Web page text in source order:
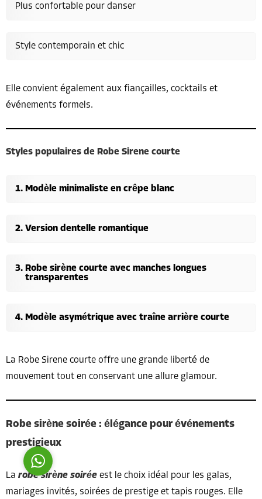
Plus confortable pour danser
Style contemporain et chic
Elle convient également aux fiançailles, cocktails et
événements formels.
Styles populaires de Robe Sirene courte
Modèle minimaliste en crêpe blanc
Version dentelle romantique
Robe sirène courte avec manches longues
transparentes
Modèle asymétrique avec traîne arrière courte
La Robe Sirene courte offre une grande liberté de
mouvement tout en conservant une allure glamour.
Robe sirène soirée : élégance pour événements
prestigieux
La robe sirène soirée est le choix idéal pour les galas,
mariages invités, soirées de prestige et tapis rouges. Elle